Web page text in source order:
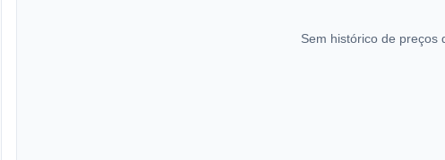
Sem histórico de preços